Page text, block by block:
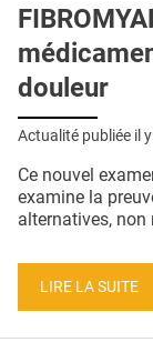
douleur
Actualité publiée il
Ce nouvel
examine la
alternatives, non
LIRE LA SUITE